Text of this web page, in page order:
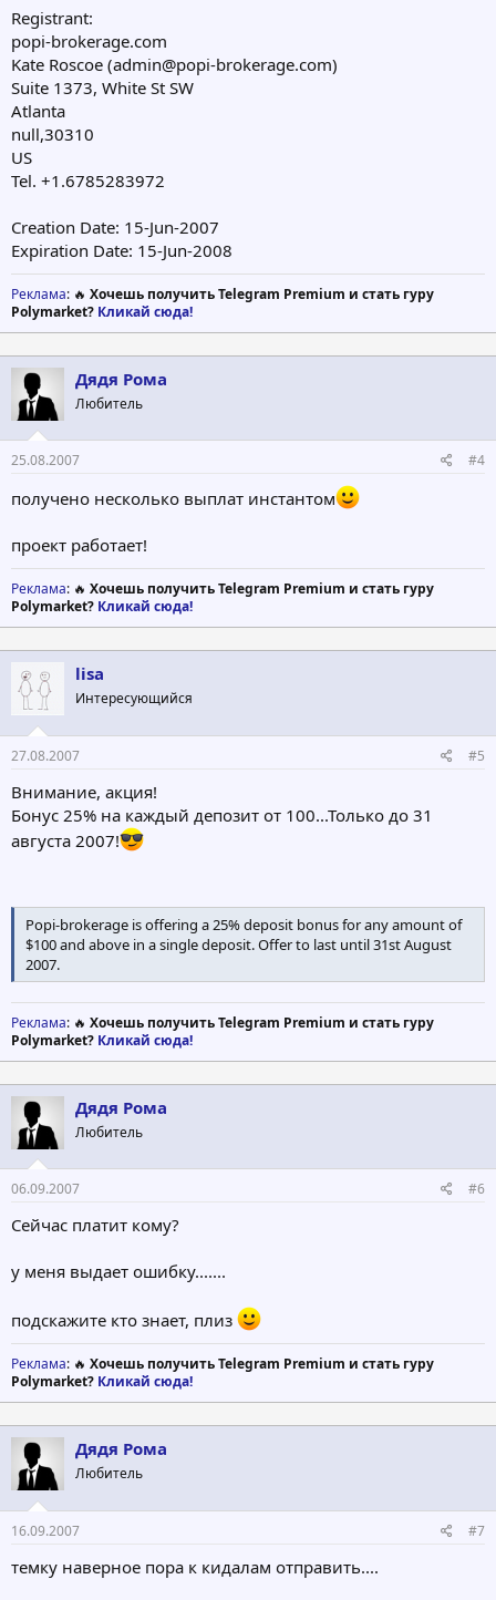
Registrant:
popi-brokerage.com
Kate Roscoe (admin@popi-brokerage.com)
Suite 1373, White St SW
Atlanta
null,30310
US
Tel. +1.6785283972
Creation Date: 15-Jun-2007
Expiration Date: 15-Jun-2008
Реклама: 🔥 Хочешь получить Telegram Premium и стать гуру
Polymarket? Кликай сюда!
Дядя Рома
Любитель
25.08.2007 #4
получено несколько выплат инстантом
проект работает!
Реклама: 🔥 Хочешь получить Telegram Premium и стать гуру
Polymarket? Кликай сюда!
lisa
Интересующийся
27.08.2007 #5
Внимание, акция!
Бонус 25% на каждый депозит от 100...Только до 31
августа 2007!
Popi-brokerage is offering a 25% deposit bonus for any amount of
$100 and above in a single deposit. Offer to last until 31st August
2007.
Реклама: 🔥 Хочешь получить Telegram Premium и стать гуру
Polymarket? Кликай сюда!
Дядя Рома
Любитель
06.09.2007 #6
Сейчас платит кому?
у меня выдает ошибку.......
подскажите кто знает, плиз
Реклама: 🔥 Хочешь получить Telegram Premium и стать гуру
Polymarket? Кликай сюда!
Дядя Рома
Любитель
16.09.2007 #7
темку наверное пора к кидалам отправить....